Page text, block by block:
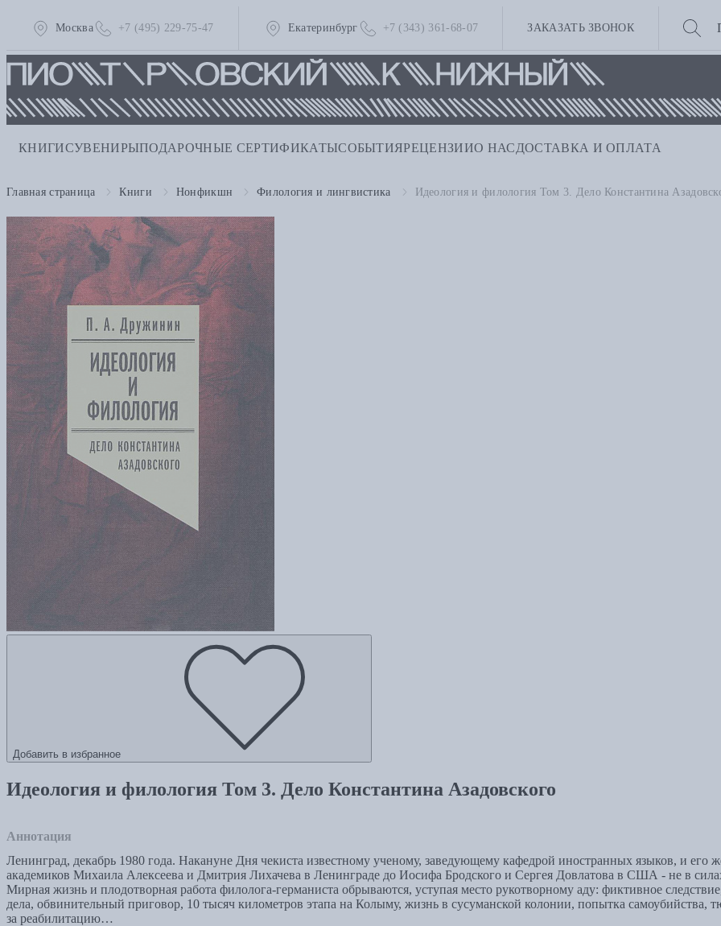
Москва +7 (495) 229-75-47 Екатеринбург +7 (343) 361-68-07 ЗАКАЗАТЬ ЗВОНОК
КНИГИСУВЕНИРЫПОДАРОЧНЫЕ СЕРТИФИКАТЫСОБЫТИЯРЕЦЕНЗИИО НАС ДОСТАВКА И ОПЛАТА
Главная страница Книги Нонфикшн Филология и лингвистика Идеология и филология Том 3. Дело Константина
Добавить в избранное
Идеология и филология Том 3. Дело Константина Азадовского
Аннотация
Ленинград, декабрь 1980 года. Накануне Дня чекиста известному ученому, заведующему кафедрой иностранных языков, и его
академиков Михаила Алексеева и Дмитрия Лихачева в Ленинграде до Иосифа Бродского и Сергея Довлатова в США - не в
Мирная жизнь и плодотворная работа филолога-германиста обрываются, уступая место рукотворному аду: фиктивное
дела, обвинительный приговор, 10 тысяч километров этапа на Колыму, жизнь в сусуманской колонии, попытка
за реабилитацию…